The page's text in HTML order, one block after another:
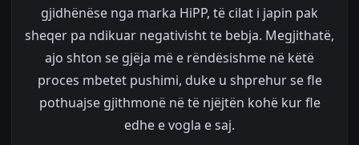
gjidhënëse nga marka HiPP, të cilat i japin pak
sheqer pa ndikuar negativisht te bebja. Megjithatë,
ajo shton se gjëja më e rëndësishme në këtë
proces mbetet pushimi, duke u shprehur se fle
pothuajse gjithmonë në të njëjtën kohë kur fle
edhe e vogla e saj.